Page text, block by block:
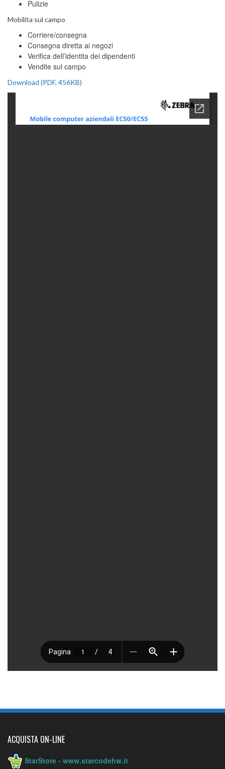
Pulizie
Mobilita sul campo
Corriere/consegna
Consegna diretta ai negozi
Verifica dell’identita dei dipendenti
Vendite sul campo
Download (PDF, 456KB)
ACQUISTA ON-LINE
StarStore - www.starcodehw.it